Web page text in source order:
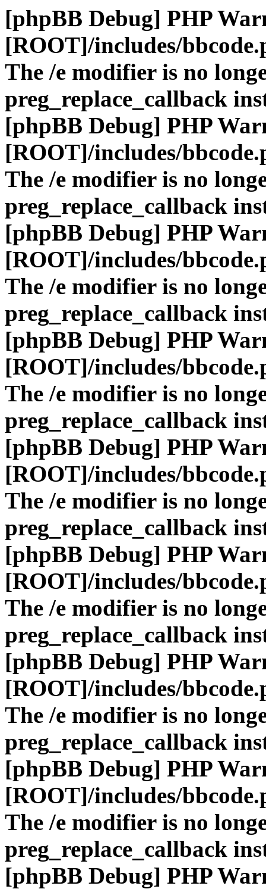
[phpBB Debug] PHP
[ROOT]/includes/
The /e modifier is no
preg_replace_callback
[phpBB Debug] PHP
[ROOT]/includes/
The /e modifier is no
preg_replace_callback
[phpBB Debug] PHP
[ROOT]/includes/
The /e modifier is no
preg_replace_callback
[phpBB Debug] PHP
[ROOT]/includes/
The /e modifier is no
preg_replace_callback
[phpBB Debug] PHP
[ROOT]/includes/
The /e modifier is no
preg_replace_callback
[phpBB Debug] PHP
[ROOT]/includes/
The /e modifier is no
preg_replace_callback
[phpBB Debug] PHP
[ROOT]/includes/
The /e modifier is no
preg_replace_callback
[phpBB Debug] PHP
[ROOT]/includes/
The /e modifier is no
preg_replace_callback
[phpBB Debug] PHP